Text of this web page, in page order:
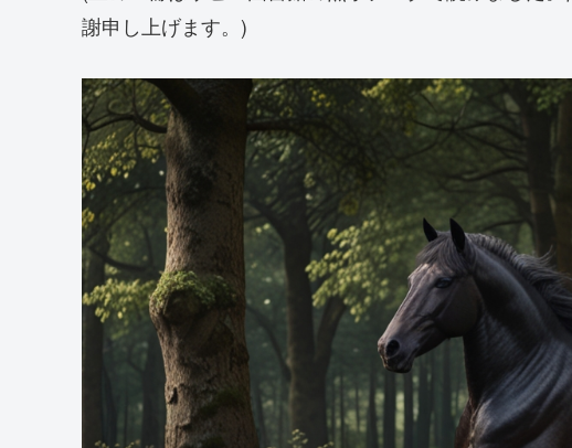
謝申し上げます。)